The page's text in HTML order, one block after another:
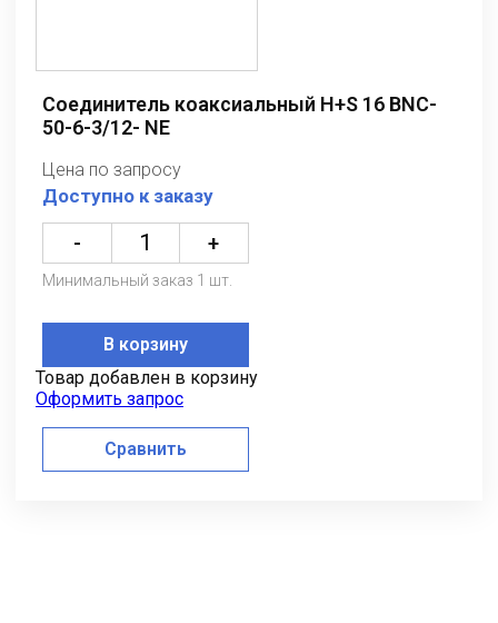
Соединитель коаксиальный H+S 16 BNC-
50-6-3/12- NE
Цена по запросу
Доступно к заказу
- +
Минимальный заказ 1 шт.
В корзину
Товар добавлен в корзину
Оформить запрос
Сравнить